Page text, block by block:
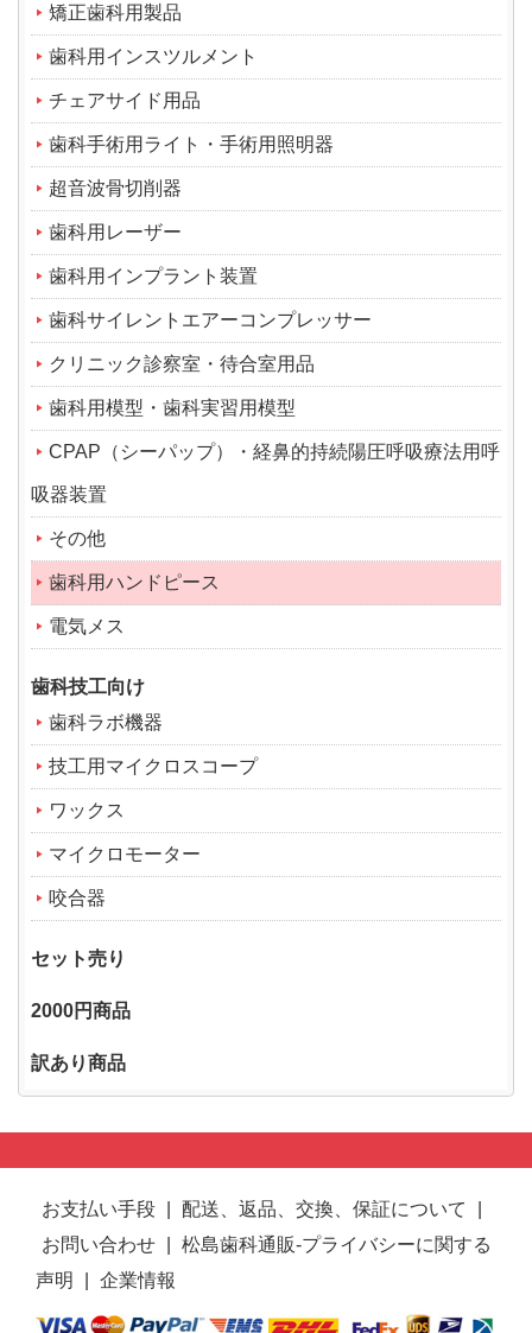
矯正歯科用製品
歯科用インスツルメント
チェアサイド用品
歯科手術用ライト・手術用照明器
超音波骨切削器
歯科用レーザー
歯科用インプラント装置
歯科サイレントエアーコンプレッサー
クリニック診察室・待合室用品
歯科用模型・歯科実習用模型
CPAP（シーパップ）・経鼻的持続陽圧呼吸療法用呼
吸器装置
その他
歯科用ハンドピース
電気メス
歯科技工向け
歯科ラボ機器
技工用マイクロスコープ
ワックス
マイクロモーター
咬合器
セット売り
2000円商品
訳あり商品
お支払い手段 配送、返品、交換、保証について
お問い合わせ
松島歯科通販-プライバシーに関する
声明
企業情報